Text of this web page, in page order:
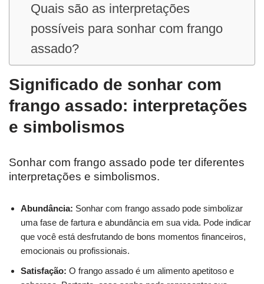
Quais são as interpretações
possíveis para sonhar com frango
assado?
Significado de sonhar com
frango assado: interpretações
e simbolismos
Sonhar com frango assado pode ter diferentes
interpretações e simbolismos.
Abundância: Sonhar com frango assado pode simbolizar
uma fase de fartura e abundância em sua vida. Pode indicar
que você está desfrutando de bons momentos financeiros,
emocionais ou profissionais.
Satisfação: O frango assado é um alimento apetitoso e